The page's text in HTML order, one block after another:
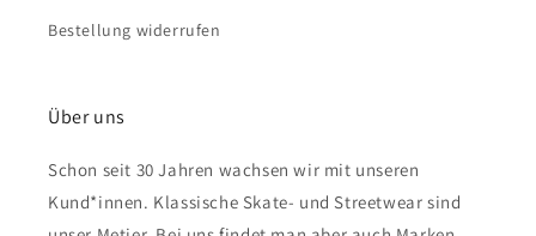
Bestellung widerrufen
Über uns
Schon seit 30 Jahren wachsen wir mit unseren
Kund*innen. Klassische Skate- und Streetwear sind